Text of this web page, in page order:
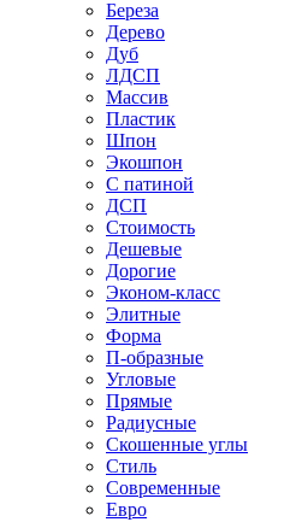
Береза
Дерево
Дуб
ЛДСП
Массив
Пластик
Шпон
Экошпон
С патиной
ДСП
Стоимость
Дешевые
Дорогие
Эконом-класс
Элитные
Форма
П-образные
Угловые
Прямые
Радиусные
Скошенные углы
Стиль
Современные
Евро